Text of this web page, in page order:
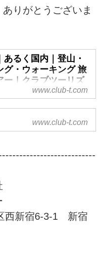
りがとうございま
あるく国内｜登山・
グ・ウォーキング 旅
ー｜クラブツーリズ
アー）特集なら、クラ
ムにおまかせ！安心で
講師と専属添乗員が同
か！？ツアーの検索・
単。
www.club-t.com
www.club-t.com
西新宿6-3-1 新宿